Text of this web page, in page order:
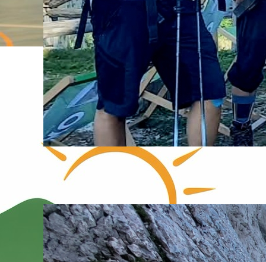
Na Begunjščico obnovljena
celotna pot od Roblekovega doma
07. August, 2026